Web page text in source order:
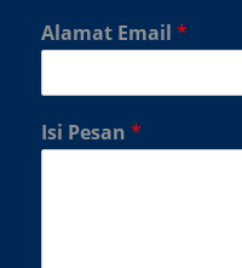
Alamat Email *
Isi Pesan *